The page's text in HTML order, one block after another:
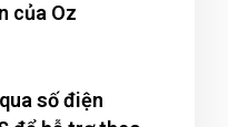
của Oz
số điện